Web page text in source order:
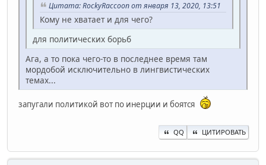
Цитата: RockyRaccoon от января 13, 2020, 13:51
Кому не хватает и для чего?
для политических борьб
Ага, а то пока чего-то в последнее время там
мордобой исключительно в лингвистических
темах...
запугали политикой вот по инерции и боятся
QQ ЦИТИРОВАТЬ